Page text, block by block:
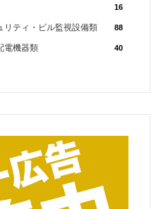
16
リティ・ビル監視設備類 88
電機器類 40